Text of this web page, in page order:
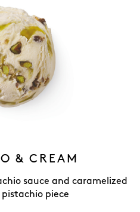
& CREAM
sauce and caramelized
piece